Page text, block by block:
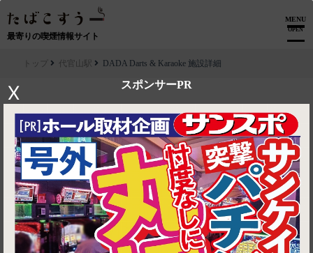
最寄りの喫煙情報サイト
MENU
OPEN
スポンサーPR
X
トップ 代官山駅 DADA Darts & Karaoke 施設詳細
▶ ルートを見る
代官山駅│DADA Darts & Karaoke